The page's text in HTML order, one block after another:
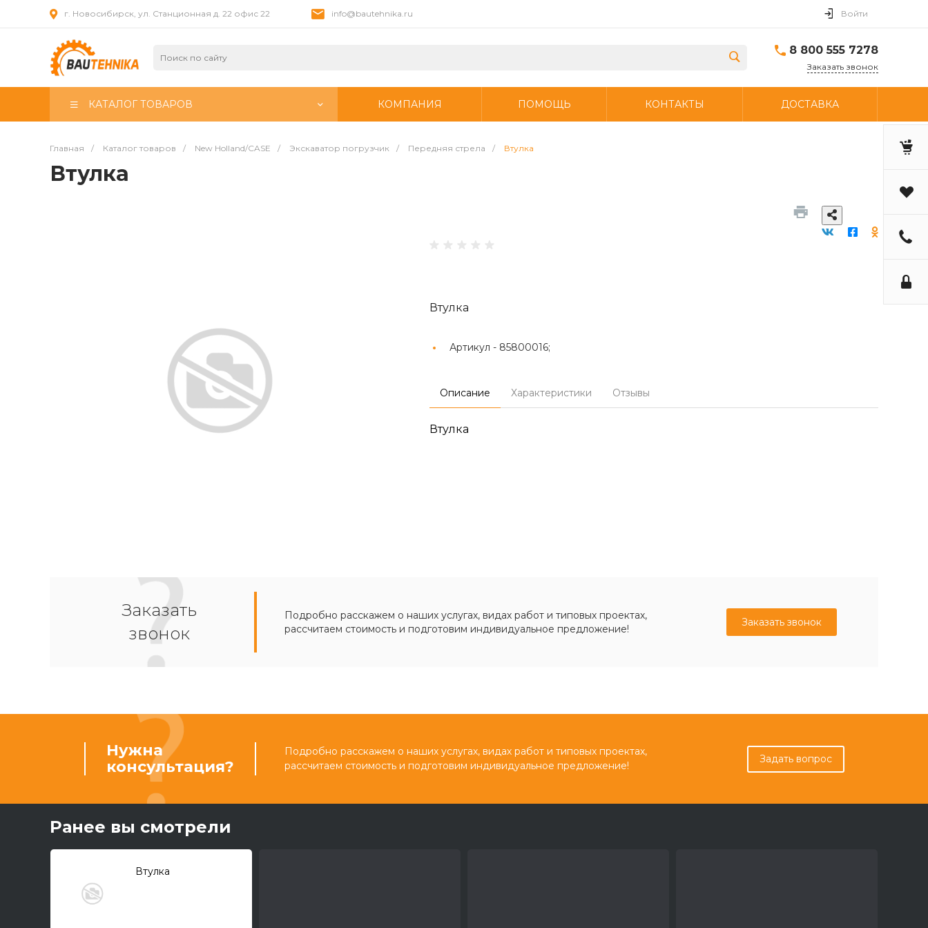
г. Новосибирск, ул. Станционная д. 22 офис 22 info@bautehnika.ru Войти
8 800 555 7278
Заказать звонок
КАТАЛОГ ТОВАРОВ КОМПАНИЯ ПОМОЩЬ КОНТАКТЫ ДОСТАВКА
Главная / Каталог товаров / New Holland/CASE / Экскаватор погрузчик / Передняя стрела / Втулка
Втулка
Втулка
Артикул - 85800016;
Описание Характеристики Отзывы
Втулка
Заказать
звонок
Подробно расскажем о наших услугах, видах работ и типовых проектах,
рассчитаем стоимость и подготовим индивидуальное предложение!
Заказать звонок
Нужна
консультация?
Подробно расскажем о наших услугах, видах работ и типовых проектах,
рассчитаем стоимость и подготовим индивидуальное предложение!
Задать вопрос
Ранее вы смотрели
Втулка